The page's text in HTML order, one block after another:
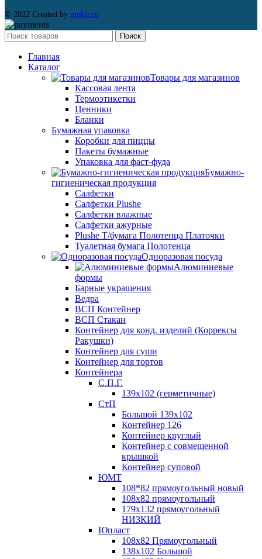
© 2022 Created by mobit.ru
Поиск
Главная
Каталог
Товары для магазинов
Кассовая лента
Термоэтикетки
Ценники
Бланки
Бумажная упаковка
Коробки для пиццы
Пакеты бумажные
Упаковка для фаст-фуда
Бумажно-
гигиеническая продукция
Салфетки
Салфетки Plushe
Салфетки влажные
Салфетки ажурные
Plushe Т/бумага Полотенца Платочки
Туалетная бумага Полотенца
Одноразовая посуда
Алюминиевые
формы
Барные украшения
Ведра
ВСП Контейнер
ВСП Стакан
Контейнер для конд. изделий (Коррексы
Ракушки)
Контейнер для суши
Контейнер для тортов
Контейнера
С.П.Г.
139х102 (герметичные)
СтП
Большой 139х102
Контейнер 126
Контейнер круглый
Контейнер с совмещенной
крышкой
Контейнер суповой
ЮМТ
108*82 прямоугольный новый
108х82 прямоугольный
179х132 прямоугольный
НИЗКИЙ
Юпласт
108х82 Прямоугольный
138х102 Большой